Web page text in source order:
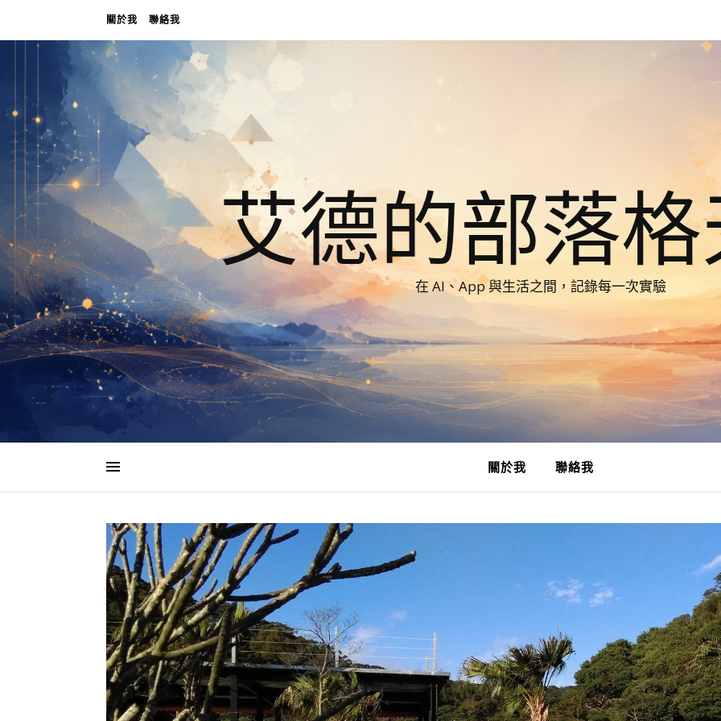
關於我 聯絡我
艾德的部落
在 AI、App 與生活之間，記錄每一次實驗
關於我 聯絡我